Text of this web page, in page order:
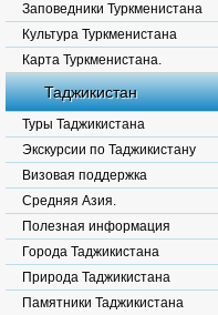
Заповедники Туркменистана
Культура Туркменистана
Карта Туркменистана.
Таджикистан
Туры Таджикистана
Экскурсии по Таджикистану
Визовая поддержка
Средняя Азия.
Полезная информация
Города Таджикистана
Природа Таджикистана
Памятники Таджикистана